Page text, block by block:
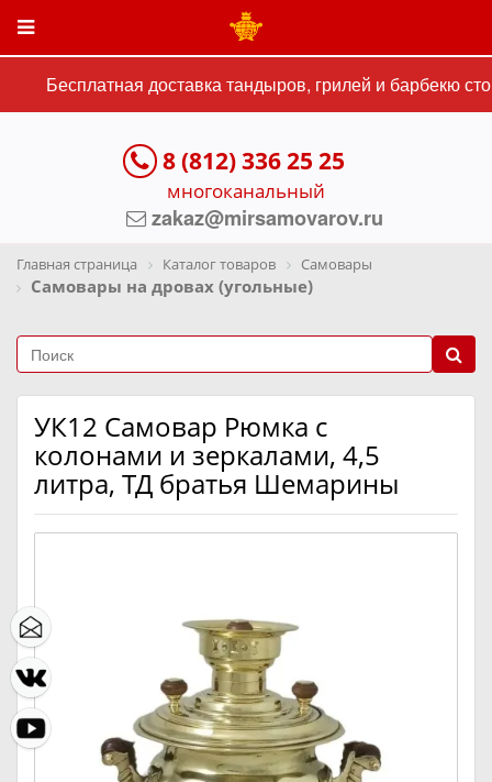
Бесплатная доставка тандыров, грилей и барбекю
8 (812) 336 25 25
многоканальный
zakaz@mirsamovarov.ru
Главная страница Каталог товаров Самовары
Самовары на дровах (угольные)
УК12 Самовар Рюмка с
колонами и зеркалами, 4,5
литра, ТД братья Шемарины